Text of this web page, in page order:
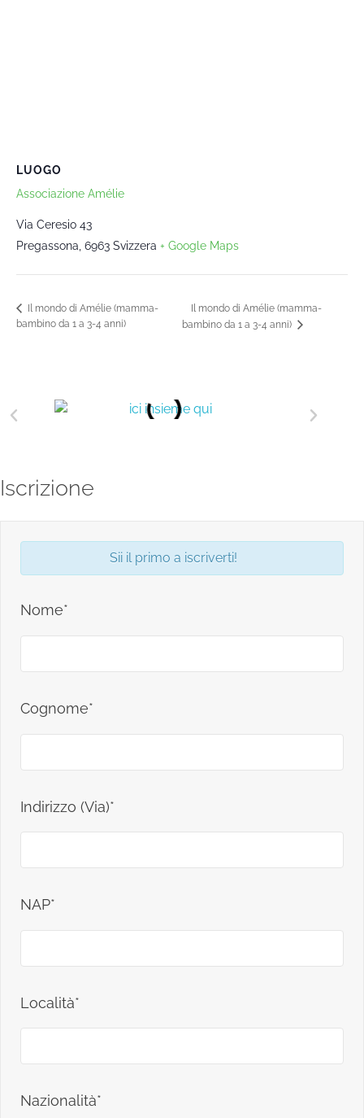
LUOGO
Associazione Amélie
Via Ceresio 43
Pregassona 6963 Svizzera + Google Maps
Il mondo di Amélie (mamma-
bambino da 1 a 3-4 anni)
Il mondo di Amélie (mamma-
bambino da 1 a 3-4 anni)
Iscrizione
Sii il primo a iscriverti!
Nome*
Cognome*
Indirizzo (Via)*
NAP*
Località*
Nazionalità*